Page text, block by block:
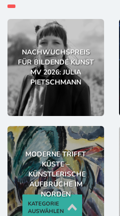
NACHWUCHSPREIS
FÜR BILDENDE KUNST
MV 2026: JULIA
PIETSCHMANN
MODERNE TRIFFT
KÜSTE –
KÜNSTLERISCHE
AUFBRÜCHE IM
NORDEN
KATEGORIE
AUSWÄHLEN